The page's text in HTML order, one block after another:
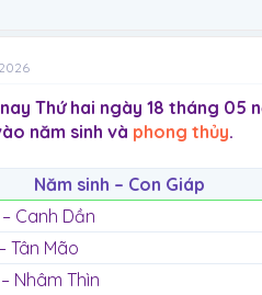
Thứ hai ngày 18 tháng 05
năm sinh và phong thủy.
Năm sinh – Con Giáp
Canh Dần
Tân Mão
Nhâm Thìn